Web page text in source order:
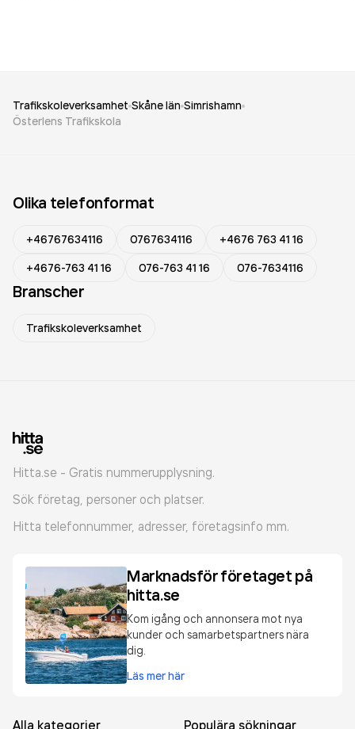
Trafikskoleverksamhet Skåne län Simrishamn
Österlens Trafikskola
Olika telefonformat
+46767634116 0767634116
+4676 763 41 16
+4676-763 41 16
076-763 41 16 076-7634116
Branscher
Trafikskoleverksamhet
Hitta.se - Gratis nummerupplysning.
Sök företag, personer och platser.
Hitta telefonnummer, adresser, företagsinfo mm.
Marknadsför företaget på
hitta.se
Kom igång och annonsera mot nya
kunder och samarbetspartners nära
dig.
Läs mer här
Alla kategorier Populära sökningar